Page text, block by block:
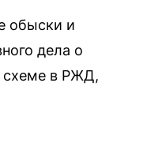
обыски и
дела о
схеме в РЖД,